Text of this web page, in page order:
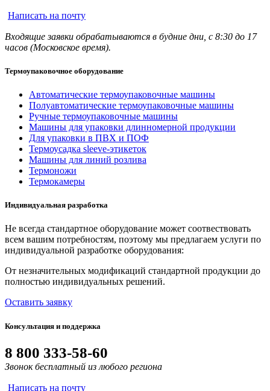
Написать на почту
Входящие заявки обрабатываются в будние дни, с 8:30 до 17
часов (Московское время).
Термоупаковочное оборудование
Автоматические термоупаковочные машины
Полуавтоматические термоупаковочные машины
Ручные термоупаковочные машины
Машины для упаковки длинномерной продукции
Для упаковки в ПВХ и ПОФ
Термоусадка sleeve-этикеток
Машины для линий розлива
Термоножи
Термокамеры
Индивидуальная разработка
Не всегда стандартное оборудование может соотвествовать
всем вашим потребностям, поэтому мы предлагаем услуги по
индивидуальной разработке оборудования:
От незначительных модификаций стандартной продукции до
полностью индивидуальных решений.
Оставить заявку
Консультация и поддержка
8 800 333-58-60
Звонок бесплатный из любого региона
Написать на почту